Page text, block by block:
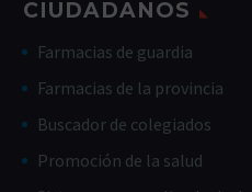
CIUDADANOS
Farmacias de guardia
Farmacias de la provincia
Buscador de colegiados
Promoción de la salud